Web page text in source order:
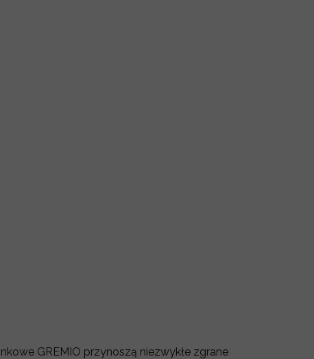
GREMIO przynoszą niezwykłe zgrane